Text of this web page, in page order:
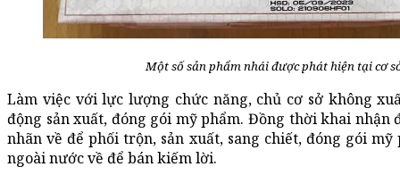
Một số sản phẩm nhái được phát hiện tại cơ
Làm việc với lực lượng chức năng, chủ cơ sở không
động sản xuất, đóng gói mỹ phẩm. Đồng thời khai nhận
nhãn về để phối trộn, sản xuất, sang chiết, đóng gói
ngoài nước về để bán kiếm lời.